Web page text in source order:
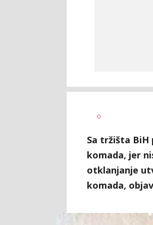
AUTOR
0
Sa tržišta BiH
komada, jer
otklanjanje
komada,